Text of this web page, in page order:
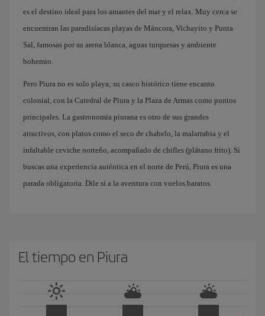
es el destino ideal para los amantes del mar y el relax. Muy cerca se
encuentran las paradisíacas playas de Máncora, Vichayito y Punta
Sal, famosas por su arena blanca, aguas turquesas y ambiente
bohemio.
Pero Piura no es solo playa; su casco histórico tiene encanto
colonial, con la Catedral de Piura y la Plaza de Armas como puntos
principales. La gastronomía piurana es otro de sus grandes
atractivos, con platos como el seco de chabelo, la malarrabia y el
infaltable ceviche norteño, acompañado de chifles (plátano frito). Si
buscas una experiencia auténtica en el norte de Perú, Piura es una
parada obligatoria. Dile sí a la aventura con vuelos baratos.
El tiempo en Piura